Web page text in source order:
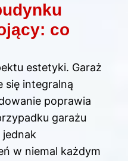
co
estetyki. Garaż
się integralną
poprawia
garażu
w niemal każdym